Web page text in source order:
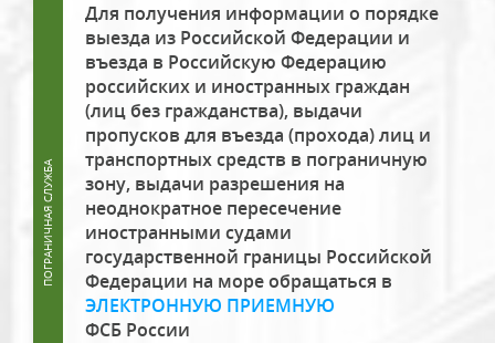
Для получения информации о порядке
выезда из Российской Федерации и
въезда в Российскую Федерацию
российских и иностранных граждан
(лиц без гражданства), выдачи
пропусков для въезда (прохода) лиц и
транспортных средств в пограничную
зону, выдачи разрешения на
неоднократное пересечение
иностранными судами
государственной границы Российской
Федерации на море обращаться в
ЭЛЕКТРОННУЮ ПРИЕМНУЮ
ФСБ России